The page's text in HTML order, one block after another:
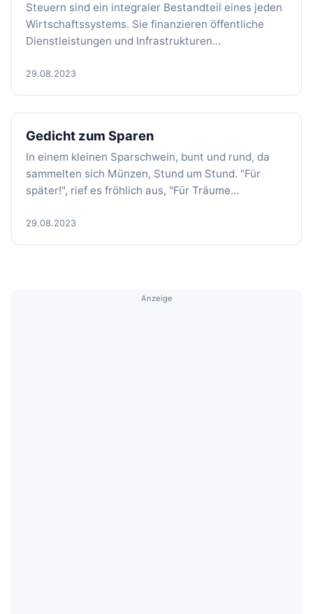
Steuern sind ein integraler Bestandteil eines jeden
Wirtschaftssystems. Sie finanzieren öffentliche
Dienstleistungen und Infrastrukturen…
29.08.2023
Gedicht zum Sparen
In einem kleinen Sparschwein, bunt und rund, da
sammelten sich Münzen, Stund um Stund. "Für
später!", rief es fröhlich aus, "Für Träume…
29.08.2023